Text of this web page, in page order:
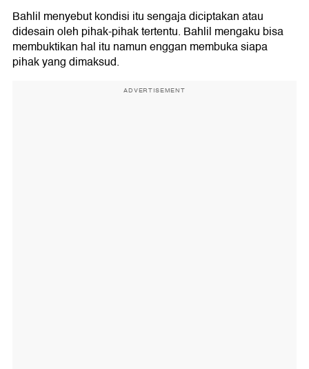
Bahlil menyebut kondisi itu sengaja diciptakan atau
didesain oleh pihak-pihak tertentu. Bahlil mengaku bisa
membuktikan hal itu namun enggan membuka siapa
pihak yang dimaksud.
ADVERTISEMENT